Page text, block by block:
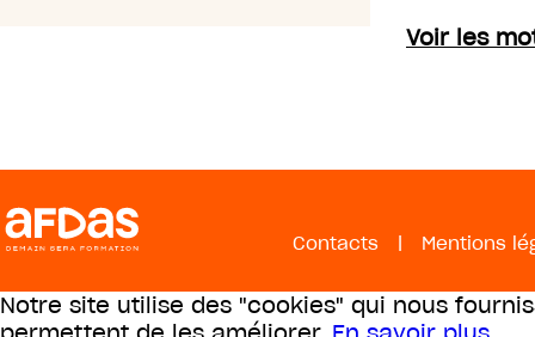
Voir les
Contacts | Mentions
Notre site utilise des "cookies" qui nous